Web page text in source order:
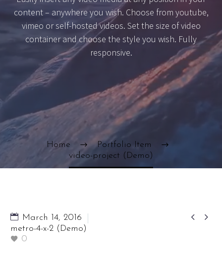
content – anywhere you wish. Choose from youtube,
vimeo or self-hosted videos. Set the size of video
container and choose the style you wish. Fully
responsive.
Home
Portfolio Item
video-project (Demo)
 
March 14, 2016
metro-4-x-2 (Demo)
0